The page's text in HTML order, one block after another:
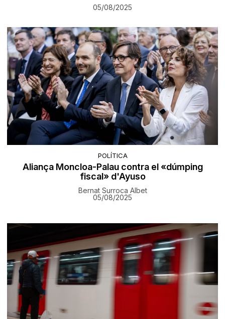
05/08/2025
POLÍTICA
Aliança Moncloa-Palau contra el «dúmping
fiscal» d'Ayuso
Bernat Surroca Albet
05/08/2025